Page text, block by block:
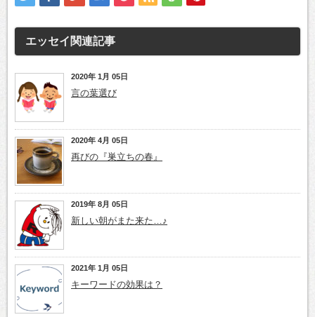
エッセイ 関連記事
2020年 1月 05日
言の葉選び
2020年 4月 05日
再びの『巣立ちの春』
2019年 8月 05日
新しい朝がまた来た…♪
2021年 1月 05日
キーワードの効果は？